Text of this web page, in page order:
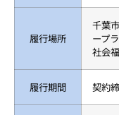
履行場所
千葉
ープ
社会
履行期間 契約